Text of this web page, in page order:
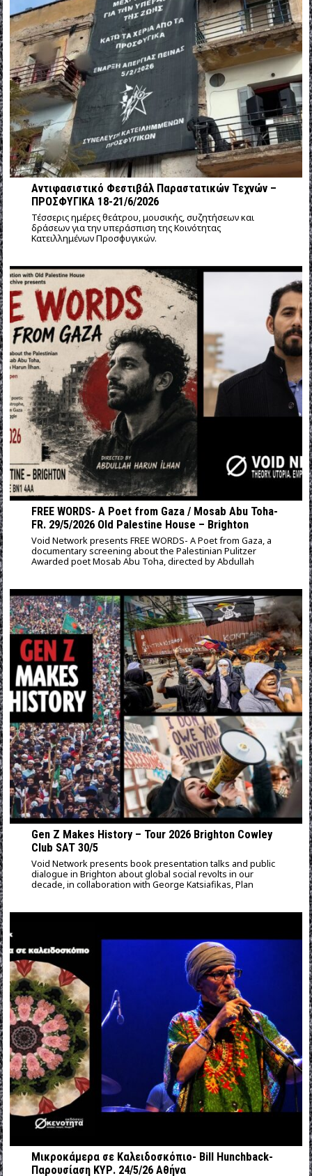
Αντιφασιστικό Φεστιβάλ Παραστατικών Τεχνών –
ΠΡΟΣΦΥΓΙΚΑ 18-21/6/2026
Τέσσερις ημέρες θεάτρου, μουσικής, συζητήσεων και
δράσεων για την υπεράσπιση της Κοινότητας
Κατειλλημένων Προσφυγικών.
FREE WORDS- A Poet from Gaza / Mosab Abu Toha-
FR. 29/5/2026 Old Palestine House – Brighton
Void Network presents FREE WORDS- A Poet from Gaza, a
documentary screening about the Palestinian Pulitzer
Awarded poet Mosab Abu Toha, directed by Abdullah
Gen Z Makes History – Tour 2026 Brighton Cowley
Club SAT 30/5
Void Network presents book presentation talks and public
dialogue in Brighton about global social revolts in our
decade, in collaboration with George Katsiafikas, Plan
Μικροκάμερα σε Καλειδοσκόπιο- Bill Hunchback-
Παρουσίαση ΚΥΡ. 24/5/26 Αθήνα